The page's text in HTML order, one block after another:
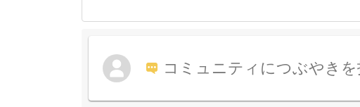
コミュニティにつぶやきを